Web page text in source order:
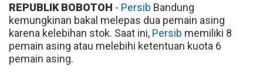
REPUBLIK BOBOTOH - Persib Bandung
kemungkinan bakal melepas dua pemain asing
karena kelebihan stok. Saat ini, Persib memiliki 8
pemain asing atau melebihi ketentuan kuota 6
pemain asing.